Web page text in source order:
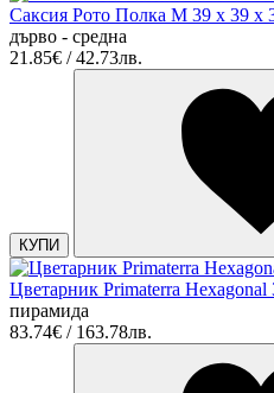
Саксия Рото Полка M 39 x 39 x
дърво - средна
21.85€ / 42.73лв.
КУПИ
Цветарник Primaterra
пирамида
83.74€ / 163.78лв.